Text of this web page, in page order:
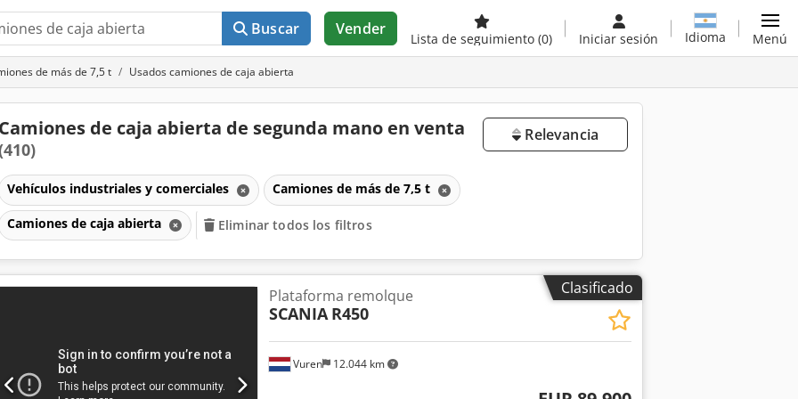
Buscar Vender
Lista de seguimiento (0) Iniciar sesión Idioma Menú
de más de 7,5 t Usados camiones de caja abierta
Camiones de caja abierta de segunda mano en venta Relevancia
Vehículos industriales y comerciales Camiones de más de 7,5 t
Camiones de caja abierta Eliminar todos los filtros
Clasificado
Vuren 12.044 km
Plataforma remolque
SCANIA R450